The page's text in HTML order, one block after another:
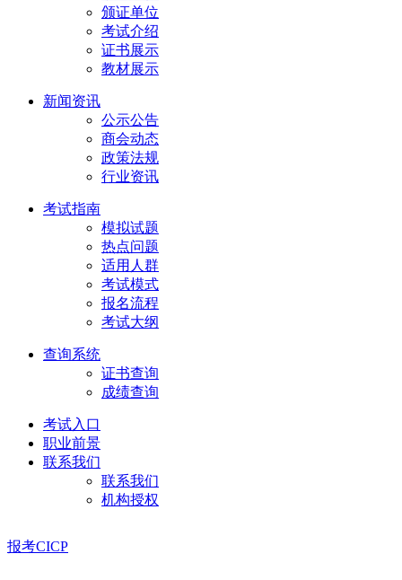
颁证单位
考试介绍
证书展示
教材展示
新闻资讯
公示公告
商会动态
政策法规
行业资讯
考试指南
模拟试题
热点问题
适用人群
考试模式
报名流程
考试大纲
查询系统
证书查询
成绩查询
考试入口
职业前景
联系我们
联系我们
机构授权
报考CICP